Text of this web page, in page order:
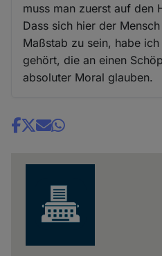
muss man zuerst auf den
Dass sich hier der
Maßstab zu sein, habe
gehört, die an einen
absoluter Moral glauben.
Share